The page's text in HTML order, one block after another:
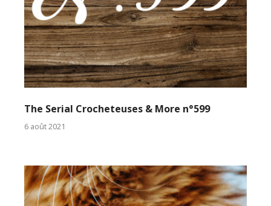
The Serial Crocheteuses & More n°599
6 août 2021